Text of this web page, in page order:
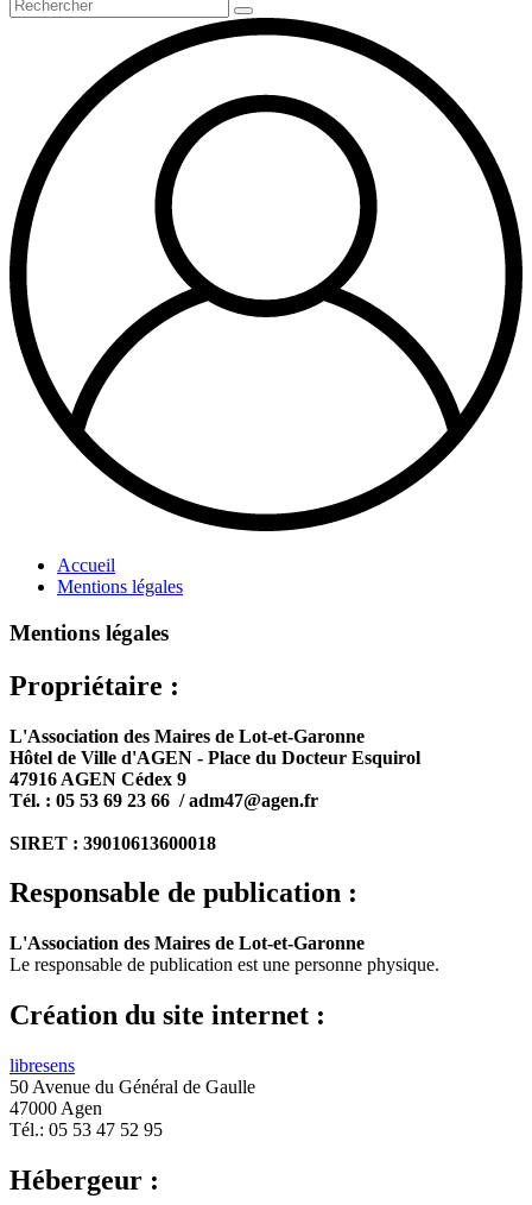
Accueil
Mentions légales
Mentions légales
Propriétaire :
L'Association des Maires de Lot-et-Garonne
Hôtel de Ville d'AGEN - Place du Docteur Esquirol
47916 AGEN Cédex 9
Tél. : 05 53 69 23 66 / adm47@agen.fr
SIRET : 39010613600018
Responsable de publication :
L'Association des Maires de Lot-et-Garonne
Le responsable de publication est une personne physique.
Création du site internet :
libresens
50 Avenue du Général de Gaulle
47000 Agen
Tél.: 05 53 47 52 95
Hébergeur :